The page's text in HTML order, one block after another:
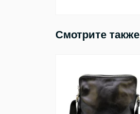
Смотрите также